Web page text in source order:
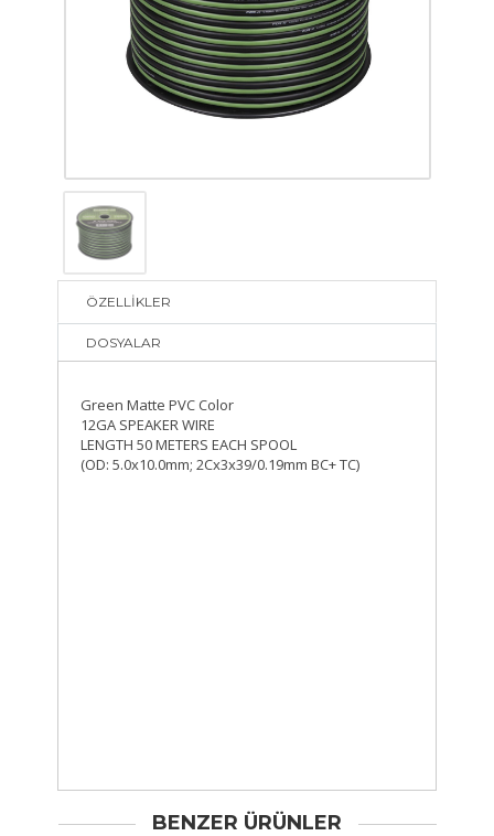
ÖZELLİKLER
DOSYALAR
Green Matte PVC Color
12GA SPEAKER WIRE
LENGTH 50 METERS EACH SPOOL
(OD: 5.0x10.0mm; 2Cx3x39/0.19mm BC+ TC)
BENZER ÜRÜNLER